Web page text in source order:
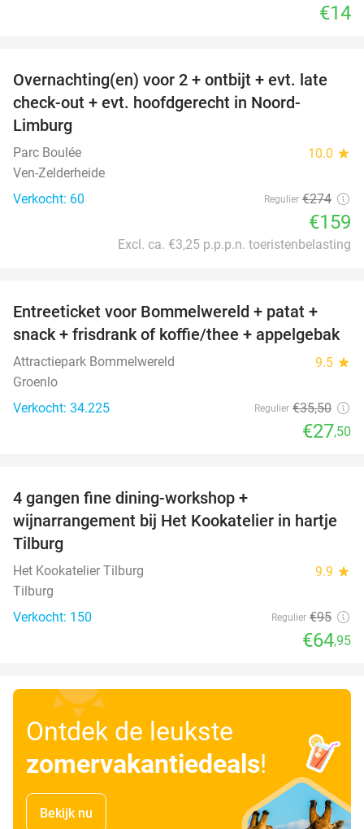
€14
42%
Overnachting(en) voor 2 + ontbijt + evt. late
check-out + evt. hoofdgerecht in Noord-
Limburg
Parc Boulée 10.0 star
Ven-Zelderheide
Verkocht: 60
Regulier €274
€159
Excl. ca. €3,25 p.p.p.n. toeristenbelasting
23%
Entreeticket voor Bommelwereld + patat +
snack + frisdrank of koffie/thee + appelgebak
Attractiepark Bommelwereld 9.5 star
Groenlo
Verkocht: 34.225
Regulier €35,50
€27,50
4 gangen fine dining-workshop +
wijnarrangement bij Het Kookatelier in hartje
Tilburg
Het Kookatelier Tilburg 9.9 star
Tilburg
Verkocht: 150
Regulier €95
€64,95
Ontdek de leukste
zomervakantiedeals!
Bekijk nu